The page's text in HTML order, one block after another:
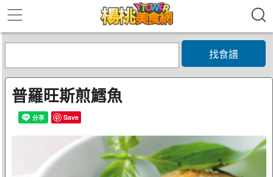
找食譜
普羅旺斯煎鱈魚
Save